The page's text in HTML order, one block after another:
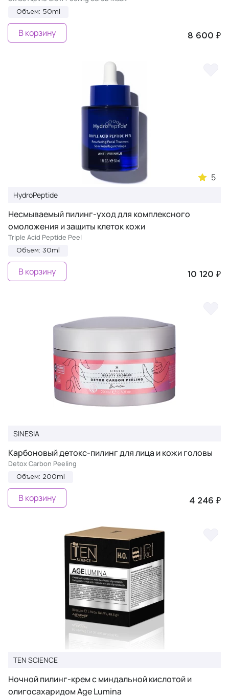
Объем: 50ml
8 600 ₽
В корзину
5
HydroPeptide
Несмываемый пилинг-уход для комплексного
омоложения и защиты клеток кожи
Triple Acid Peptide Peel
Объем: 30ml
10 120 ₽
В корзину
SINESIA
Карбоновый детокс-пилинг для лица и кожи головы
Detox Carbon Peeling
Объем: 200ml
4 246 ₽
В корзину
TEN SCIENCE
Ночной пилинг-крем с миндальной кислотой и
олигосахаридом Age Lumina